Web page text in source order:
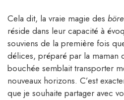
Cela dit, la vraie magie des
réside dans leur capacité à
souviens de la première fois
délices, préparé par la maman
bouchée semblait transporter
nouveaux horizons. C’est
que je souhaite partager avec